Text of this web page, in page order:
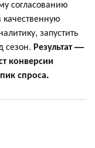
согласованию
качественную
запустить
сезон. Результат —
конверсии
спроса.